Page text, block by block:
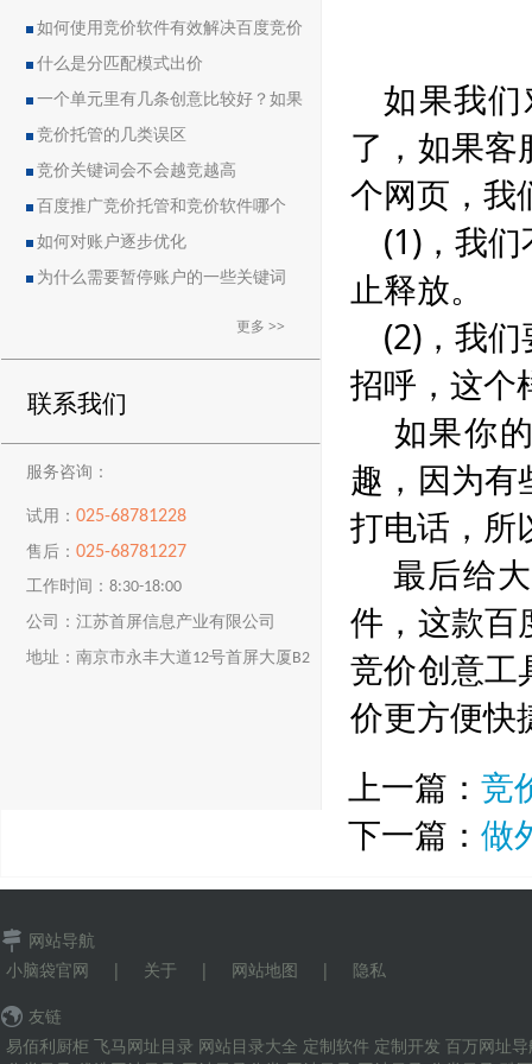
如何使用竞价软件有效解决百度竞价
中的恶点问题
什么是分匹配模式出价
一个单元里有几条创意比较好？如果
删除创意会导致账户流量突然下降吗？
竞价托管的几类误区
竞价关键词会不会越竞越高
百度推广竞价托管和竞价软件哪个
好？
如何对账户逐步优化
为什么需要暂停账户的一些关键词
更多 >>
联系我们
服务咨询：
试用：025-68781228
售后：025-68781227
工作时间：8:30-18:00
公司：江苏首屏信息产业有限公司
地址：南京市永丰大道12号首屏大厦B2
如果我
了，如果客
个网页，我
(1)，我
止释放。
(2)，我
招呼，这个
如果你
趣，因为有
打电话，所
最后给
件，这款百
竞价创意工
价更方便快
上一篇： 竞
下一篇： 做
网站导航
小脑袋官网
| 关于 | 网站地图 | 隐私
友链
易佰利厨柜 飞马网址目录 网站目录大全 定制软件 定制开发 百万网址